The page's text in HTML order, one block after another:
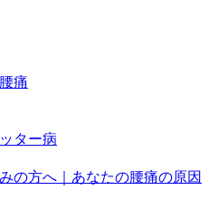
痛
ター病
の方へ｜あなたの腰痛の原因